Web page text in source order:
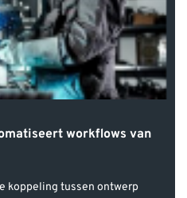
workflows van
koppeling tussen ontwerp